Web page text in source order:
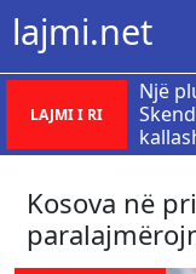
lajmi.net
LAJMI I RI
Një
Kosova në